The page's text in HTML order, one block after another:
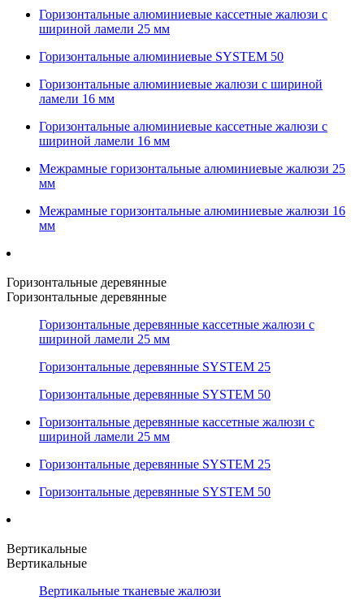
Горизонтальные алюминиевые кассетные жалюзи с
шириной ламели 25 мм
Горизонтальные алюминиевые SYSTEM 50
Горизонтальные алюминиевые жалюзи с шириной
ламели 16 мм
Горизонтальные алюминиевые кассетные жалюзи с
шириной ламели 16 мм
Межрамные горизонтальные алюминиевые жалюзи 25
мм
Межрамные горизонтальные алюминиевые жалюзи 16
мм
Горизонтальные деревянные
Горизонтальные деревянные
Горизонтальные деревянные кассетные жалюзи с
шириной ламели 25 мм
Горизонтальные деревянные SYSTEM 25
Горизонтальные деревянные SYSTEM 50
Горизонтальные деревянные кассетные жалюзи с
шириной ламели 25 мм
Горизонтальные деревянные SYSTEM 25
Горизонтальные деревянные SYSTEM 50
Вертикальные
Вертикальные
Вертикальные тканевые жалюзи